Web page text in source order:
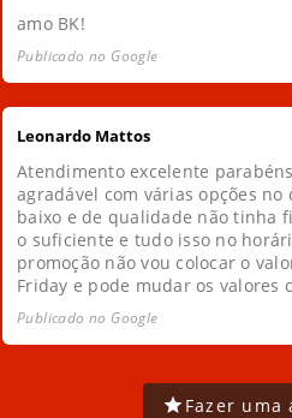
amo BK!
Publicado no Google
Leonardo Mattos
Atendimento excelente
agradável com várias opções
baixo e de qualidade não tinha
o suficiente e tudo isso no
promoção não vou colocar o
Friday e pode mudar os valores
Publicado no Google
Fazer uma